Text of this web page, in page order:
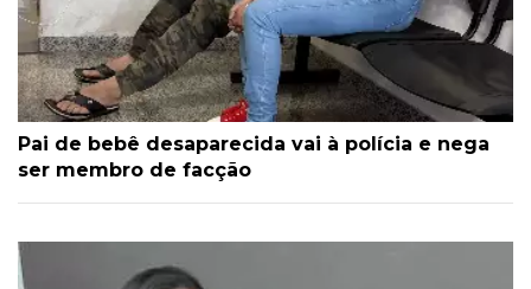
Pai de bebê desaparecida vai à polícia e nega
ser membro de facção